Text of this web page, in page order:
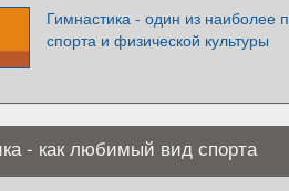
Гимнастика - один из наиболее
спорта и физической культуры
- как любимый вид спорта